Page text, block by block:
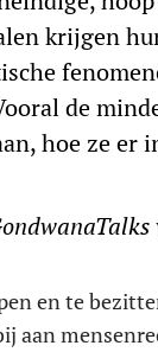
krijgen
de
hoe ze
en te
aan